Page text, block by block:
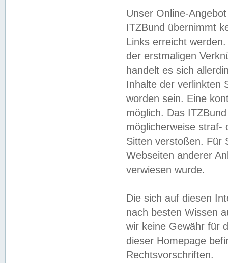
Unser Online-
ITZBund übernimmt
Links erreicht
der erstmaligen
handelt es sich
Inhalte der verlinkten
worden sein. Eine
möglich. Das
möglicherweise straf-
Sitten verstoßen. Für
Webseiten anderer
verwiesen wurde.
Die sich auf diesen
nach besten Wissen
wir keine Gewähr für
dieser Homepage
Rechtsvorschriften.